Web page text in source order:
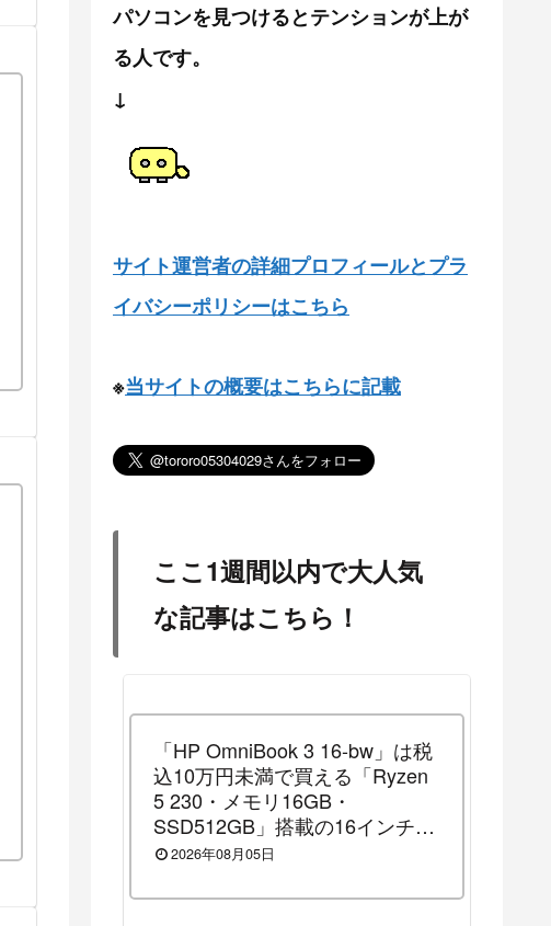
パソコンを見つけるとテンションが上が
る人です。
↓
サイト運営者の詳細プロフィールとプラ
イバシーポリシーはこちら
※当サイトの概要はこちらに記載
ここ1週間以内で大人気
な記事はこちら！
「HP OmniBook 3 16-bw」は税
込10万円未満で買える「Ryzen
5 230・メモリ16GB・
SSD512GB」搭載の16インチノ
ートパソコンです！（2026年8
ル中）
2026年08月05日